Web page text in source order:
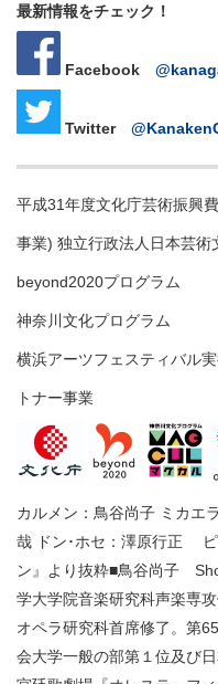
最新情報をチェック！
Facebook
Twitter @
平成31年度文化庁芸術振興
事業) 独立行政法人日本芸術
beyond2020プログラム
神奈川文化プログラム
横浜アーツフェスティバル
トナー事業
カルメン：鳥谷尚子 ミカエ
哉 ドン･ホセ：澤原行正 ピ
ン』より抜粋■鳥谷尚子
学大学院音楽研究科声楽専
オペラ研究科首席修了。第
会大学一般の部第１位及び